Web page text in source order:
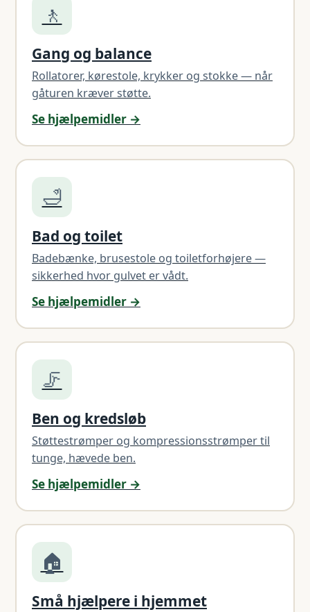
🚶
Gang og balance
Rollatorer, kørestole, krykker og stokke — når
gåturen kræver støtte.
Se hjælpemidler →
🛁
Bad og toilet
Badebænke, brusestole og toiletforhøjere —
sikkerhed hvor gulvet er vådt.
Se hjælpemidler →
🦵
Ben og kredsløb
Støttestrømper og kompressionsstrømper til
tunge, hævede ben.
Se hjælpemidler →
🏠
Små hjælpere i hjemmet